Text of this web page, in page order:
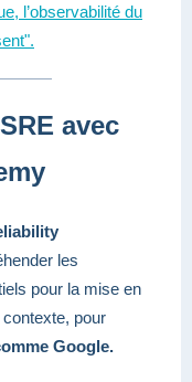
l’observabilité du
avec
les
pour la mise en
pour
Google.